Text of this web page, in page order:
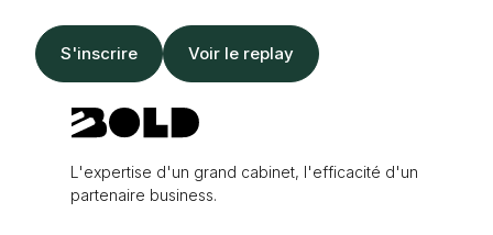
S'inscrire Voir le replay
L'expertise d'un grand cabinet, l'efficacité d'un
partenaire business.